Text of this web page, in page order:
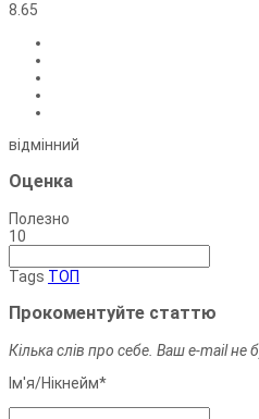
8.65
відмінний
Оценка
Полезно
10
Tags ТОП
Прокоментуйте статтю
Кілька слів про себе. Ваш e-mail не
Ім'я/Нiкнейм*